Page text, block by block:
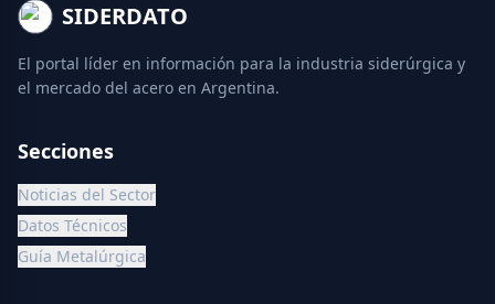
SIDERDATO
El portal líder en información para la industria siderúrgica y
el mercado del acero en Argentina.
Secciones
Noticias del Sector
Datos Técnicos
Guía Metalúrgica